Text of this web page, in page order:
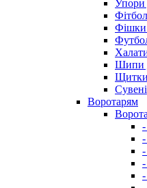
Упори
Фітбол
Фішки
Шипи
Щитки
Воротарям